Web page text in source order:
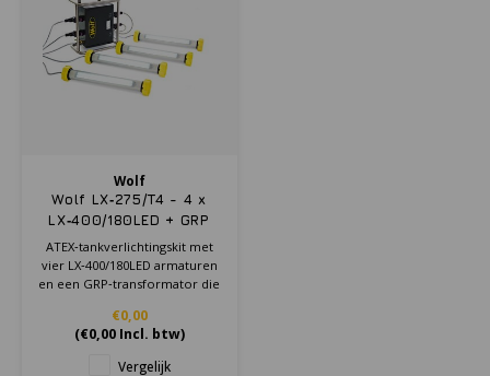
Wolf
Wolf LX‑275/T4 - 4 x
LX‑400/180LED + GRP
Transformator - ATEX -
Tank lighting kit - Zone
1/21
ATEX‑tankverlichtingskit met
vier LX‑400/180LED armaturen
en een GRP‑transformator die
laagspanning voor Zone 1/21.
€0,00
(€0,00Incl. btw)
Vergelijk